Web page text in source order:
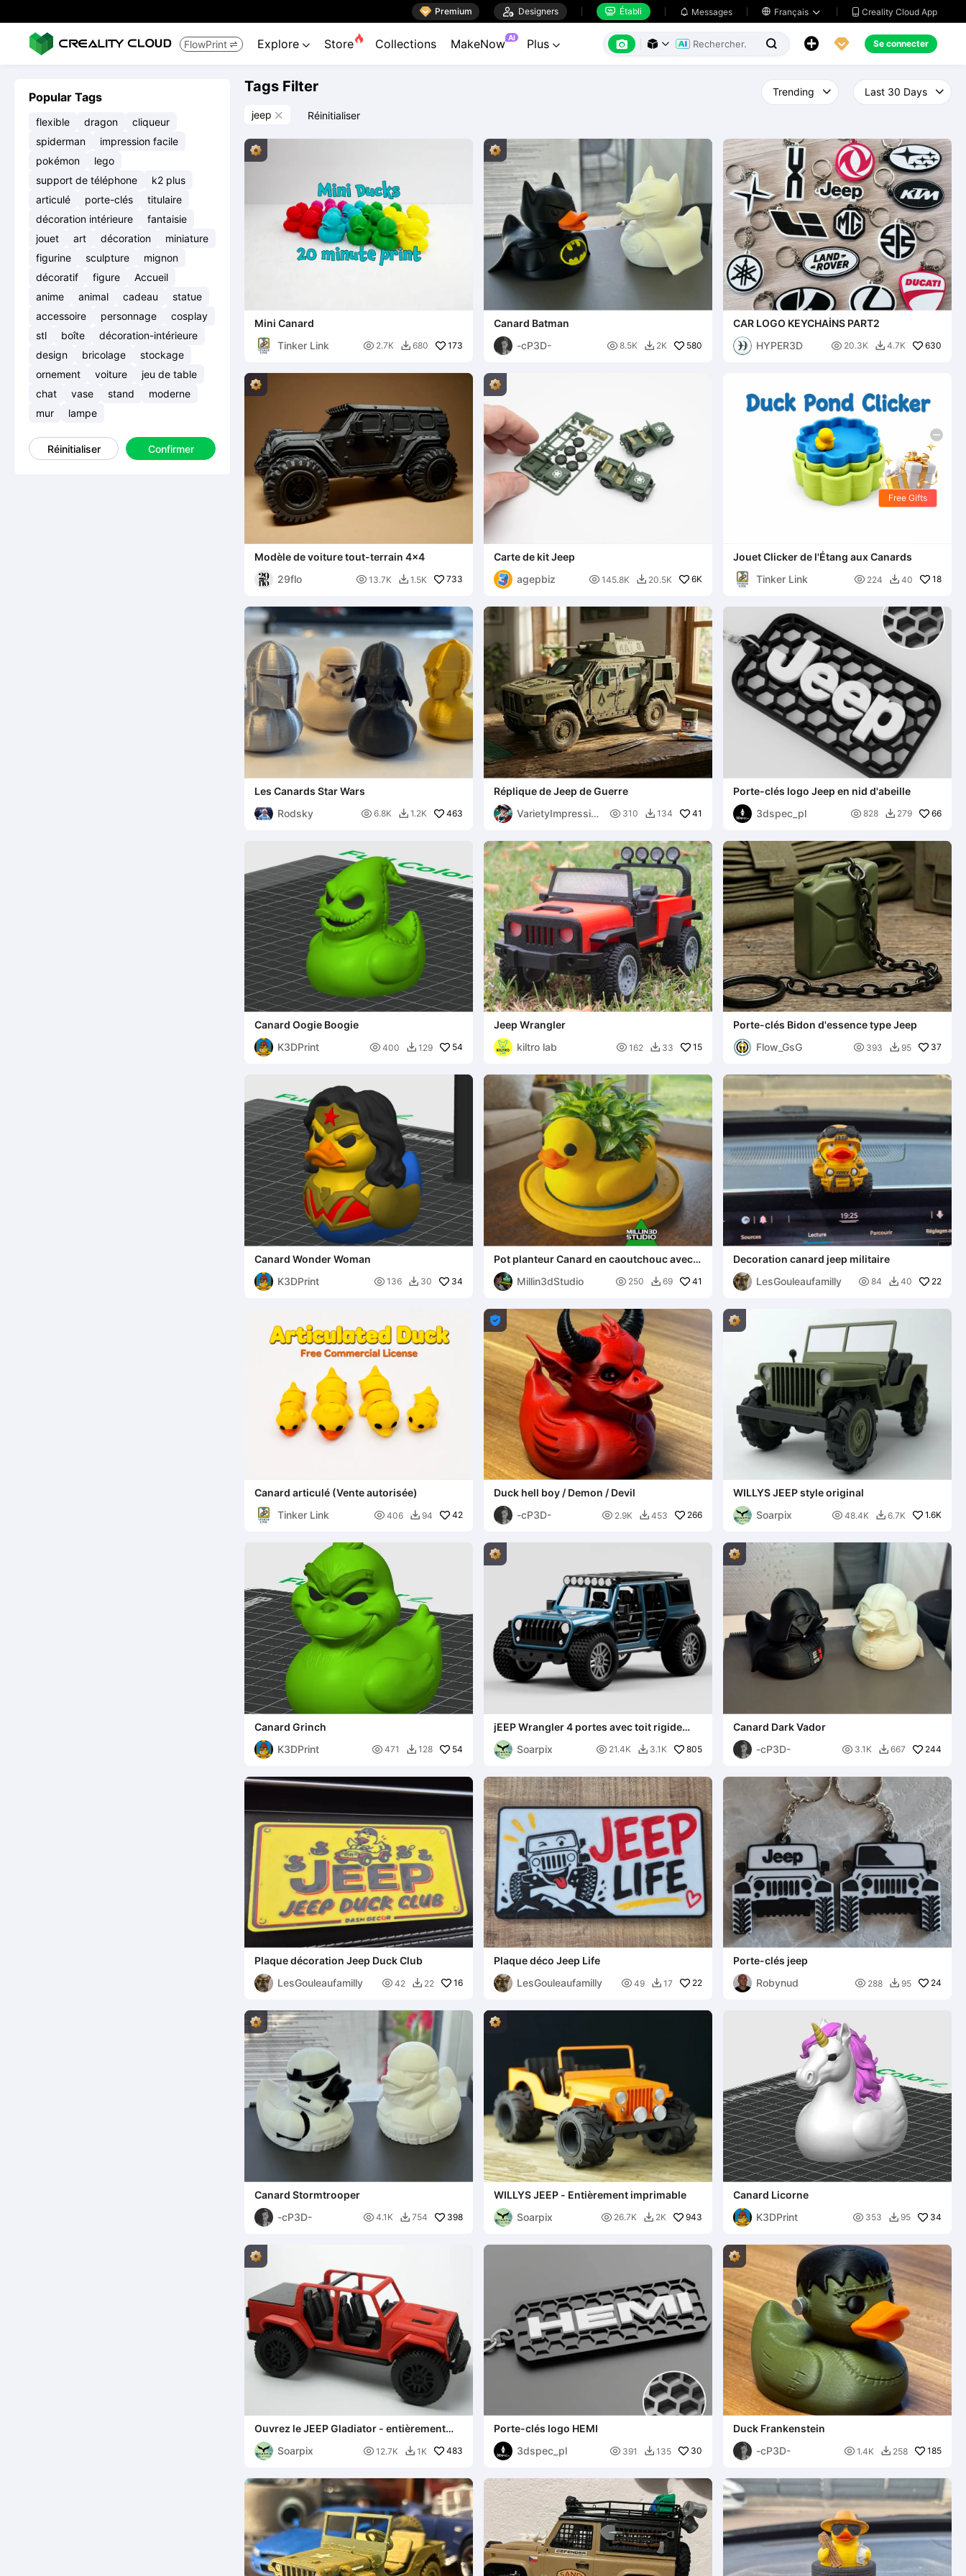
 Premium  Designers  Établi  Messages  Français   Creality Cloud App
FlowPrint  Explore  Store Collections MakeNow AI Plus        Se connecter
Popular Tags
flexible dragon
cliqueur
spiderman
impression facile
pokémon
lego
support de téléphone
k2 plus
articulé
porte-clés
titulaire
décoration intérieure
fantaisie
jouet
art décoration
miniature
figurine
sculpture
mignon
décoratif
figure
Accueil
anime
animal cadeau
statue
accessoire
personnage
cosplay
stl
boîte
décoration-intérieure
design
bricolage
stockage
ornement
voiture
jeu de table
chat
vase stand
moderne
mur
lampe
Réinitialiser Confirmer
Tags Filter
jeep  Réinitialiser
Mini Canard
Tinker Link
 2.7K  680 173
Canard Batman
-cP3D-
 8.5K  2K 580
CAR LOGO KEYCHAİNS PART2
HYPER3D
 20.3K  4.7K 630
Modèle de voiture tout-terrain 4x4
29flo
 13.7K  1.5K 733
Carte de kit Jeep
agepbiz
 145.8K  20.5K 6K
Jouet Clicker de l'Étang aux Canards
Tinker Link
 224  40 18
Les Canards Star Wars
Rodsky
 6.8K  1.2K 463
Réplique de Jeep de Guerre
VarietyImpression
 310  134 41
Porte-clés logo Jeep en nid d'abeille
3dspec_pl
 828  279 66
Canard Oogie Boogie
K3DPrint
 400  129 54
Jeep Wrangler
kiltro lab
 162  33 15
Porte-clés Bidon d'essence type Jeep
Flow_GsG
 393  95 37
Canard Wonder Woman
K3DPrint
 136  30 34
Pot planteur Canard en caoutchouc avec
option bassin pour soucoupe d'égouttage
Millin3dStudio
 250  69 41
Decoration canard jeep militaire
LesGouleaufamilly
 84  40 22
Canard articulé (Vente autorisée)
Tinker Link
 406  94 42

Duck hell boy / Demon / Devil
-cP3D-
 2.9K  453 266
WILLYS JEEP style original
Soarpix
 48.4K  6.7K 1.6K
Canard Grinch
K3DPrint
 471  128 54
jEEP Wrangler 4 portes avec toit rigide
amovible
Soarpix
 21.4K  3.1K 805
Canard Dark Vador
-cP3D-
 3.1K  667 244
Plaque décoration Jeep Duck Club
LesGouleaufamilly
 42  22 16
Plaque déco Jeep Life
LesGouleaufamilly
 49  17 22
Porte-clés jeep
Robynud
 288  95 24
Canard Stormtrooper
-cP3D-
 4.1K  754 398
WILLYS JEEP - Entièrement imprimable
Soarpix
 26.7K  2K 943
Canard Licorne
K3DPrint
 353  95 34
Ouvrez le JEEP Gladiator - entièrement
imprimable
Soarpix
 12.7K  1K 483
Porte-clés logo HEMI
3dspec_pl
 391  135 30
Duck Frankenstein
-cP3D-
 1.4K  258 185
Free Gifts